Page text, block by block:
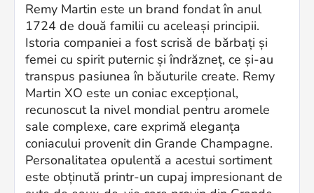
Remy Martin este un brand fondat în anul
1724 de două familii cu aceleași principii.
Istoria companiei a fost scrisă de bărbați și
femei cu spirit puternic și îndrăzneț, ce și-au
transpus pasiunea în băuturile create. Remy
Martin XO este un coniac excepțional,
recunoscut la nivel mondial pentru aromele
sale complexe, care exprimă eleganța
coniacului provenit din Grande Champagne.
Personalitatea opulentă a acestui sortiment
este obținută printr-un cupaj impresionant de